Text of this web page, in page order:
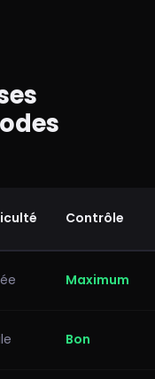
Contrôle
Maximum
Bon